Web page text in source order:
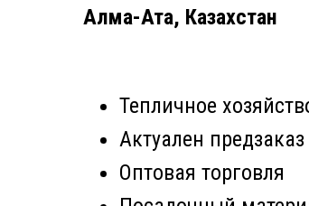
Алма-Ата, Казахстан
Тепличное
Актуален предзаказ
Оптовая торговля